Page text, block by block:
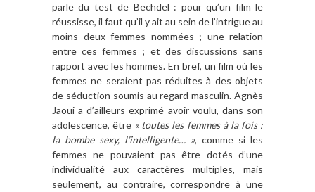
parle du test de Bechdel : pour qu’un film le
réussisse, il faut qu’il y ait au sein de l’intrigue au
moins deux femmes nommées ; une relation
entre ces femmes ; et des discussions sans
rapport avec les hommes. En bref, un film où les
femmes ne seraient pas réduites à des objets
de séduction soumis au regard masculin. Agnès
Jaoui a d’ailleurs exprimé avoir voulu, dans son
adolescence, être « toutes les femmes à la fois :
la bombe sexy, l’intelligente… », comme si les
femmes ne pouvaient pas être dotés d’une
individualité aux caractères multiples, mais
seulement, au contraire, correspondre à une